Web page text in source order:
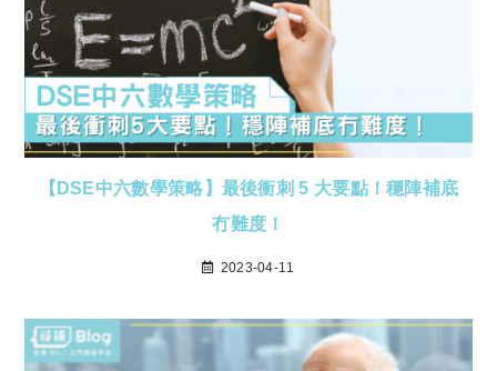
【DSE中六數學策略】最後衝刺 5 大要點！穩陣補底
冇難度！
2023-04-11